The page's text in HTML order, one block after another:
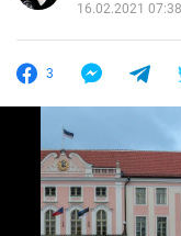
16.02.2021 07:38
3